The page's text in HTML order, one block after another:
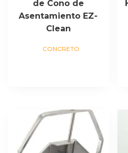
de Cono de
Asentamiento EZ-
Clean
CONCRETO